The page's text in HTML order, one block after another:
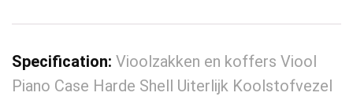
Specification: Vioolzakken en koffers Viool
Piano Case Harde Shell Uiterlijk Koolstofvezel